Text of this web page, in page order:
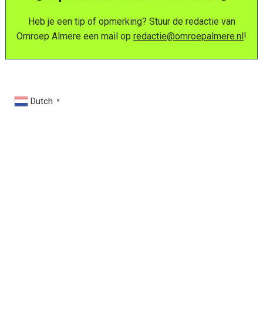
Heb je een tip of opmerking? Stuur de redactie van
Omroep Almere een mail op redactie@omroepalmere.nl!
Dutch ▼